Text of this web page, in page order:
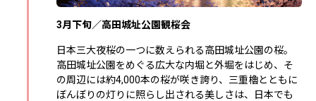
3月下旬／高田城址公園観桜会
日本三大夜桜の一つに数えられる高田城址公園の桜。
高田城址公園をめぐる広大な内堀と外堀をはじめ、そ
の周辺には約4,000本の桜が咲き誇り、三重櫓とともに
ぼんぼりの灯りに照らし出される美しさは、日本でも